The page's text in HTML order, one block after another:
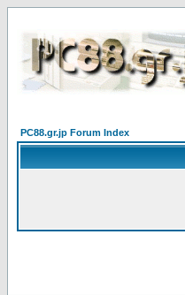
PC88.gr.jp Forum Index